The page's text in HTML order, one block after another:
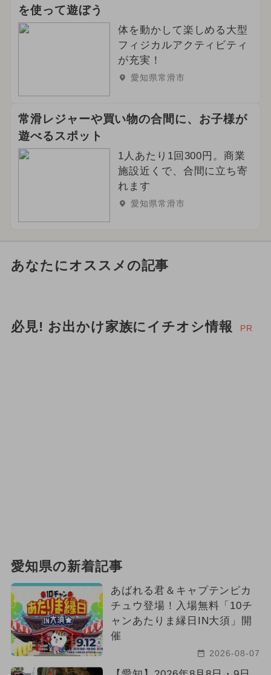
を使って遊ぼう
体を動かして楽しめる大型
フィジカルアクティビティ
が充実！
愛知県常滑市
常滑レジャーや買い物の合間に、お子様が
遊べるスポット
1人あたり1回300円。商業
施設近くで、合間に立ち寄
れます
愛知県常滑市
あなたにオススメの記事
必見! お出かけ家族にイチオシ情報 PR
愛知県の新着記事
あばれる君＆キャプテンピカ
チュウ登場！入場無料「10チ
ャンあたりま縁日IN大須」開
催
2026-08-07